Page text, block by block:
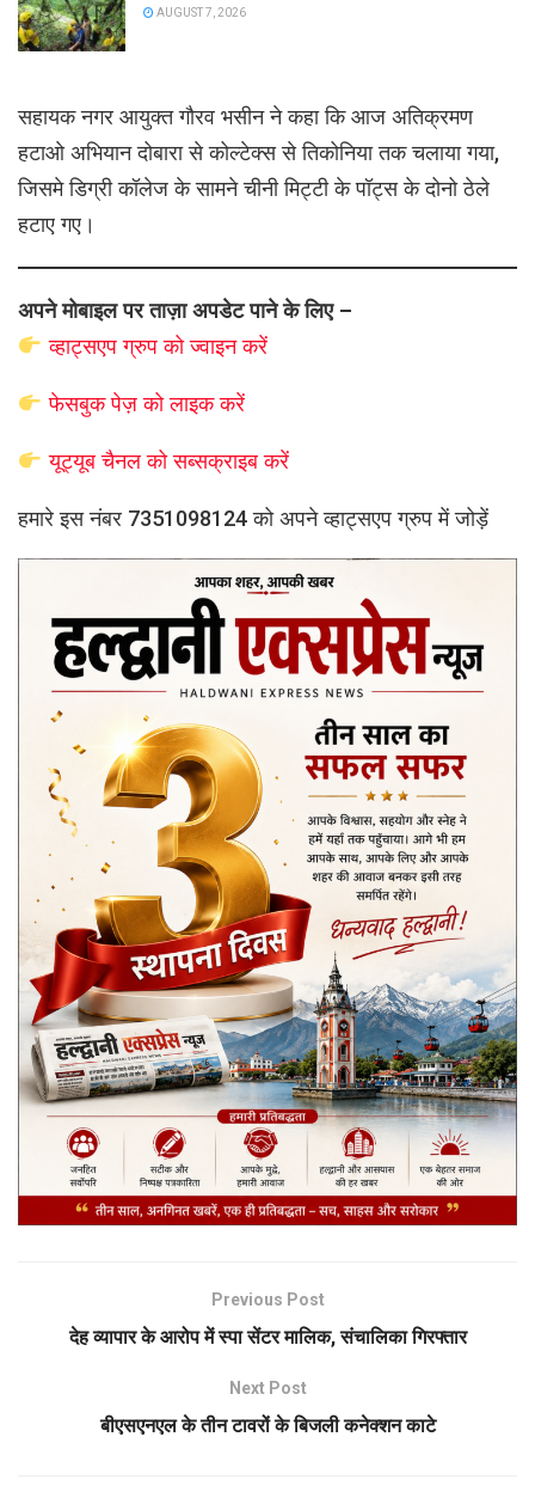
AUGUST 7, 2026
सहायक नगर आयुक्त गौरव भसीन ने कहा कि आज अतिक्रमण
हटाओ अभियान दोबारा से कोल्टेक्स से तिकोनिया तक चलाया गया,
जिसमे डिग्री कॉलेज के सामने चीनी मिट्टी के पॉट्स के दोनो ठेले
हटाए गए।
अपने मोबाइल पर ताज़ा अपडेट पाने के लिए –
व्हाट्सएपग्रुप कोज्वाइन करें
फेसबुक पेज़ को लाइक करें
यूट्यूब चैनल को सब्सक्राइब करें
हमारे इस नंबर 7351098124 को अपने व्हाट्सएप ग्रुप में जोड़ें
Previous Post
देह व्यापार के आरोप में स्पा सेंटर मालिक, संचालिका गिरफ्तार
Next Post
बीएसएनएल के तीन टावरों के बिजली कनेक्शन काटे